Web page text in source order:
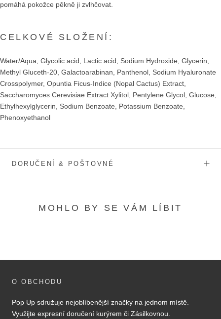
pomáhá pokožce pěkně ji zvlhčovat.
CELKOVÉ SLOŽENÍ:
Water/Aqua, Glycolic acid, Lactic acid, Sodium Hydroxide, Glycerin,
Methyl Gluceth-20, Galactoarabinan, Panthenol, Sodium Hyaluronate
Crosspolymer, Opuntia Ficus-Indice (Nopal Cactus) Extract,
Saccharomyces Cerevisiae Extract Xylitol, Pentylene Glycol, Glucose,
Ethylhexylglycerin, Sodium Benzoate, Potassium Benzoate,
Phenoxyethanol
DORUČENÍ & POŠTOVNÉ
MOHLO BY SE VÁM LÍBIT
O OBCHODU
Pop Up sdružuje nejoblíbenější značky na jednom místě.
Využijte expresní doručení kurýrem či Zásilkovnou.